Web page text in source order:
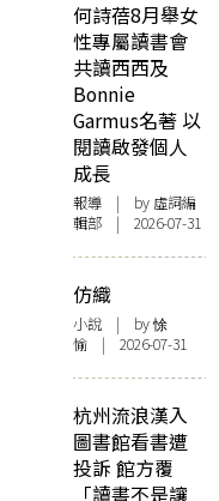
何詩蓓8月舉女
性專屬讀書會
共讀西西及
Bonnie
Garmus名著 以
閱讀啟發個人
成長
報導 | by 虛詞編
輯部 | 2026-07-31
仿織
小說 | by 悇
愉 | 2026-07-31
杭州流浪漢入
圖書館看書遭
投訴 館方覆
「讀書不是讓